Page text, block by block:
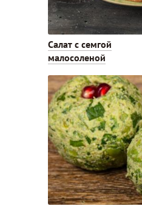
Салат с семгой
малосоленой